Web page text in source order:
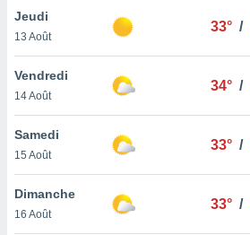
le
ainsi
un
la
du
en
Jeudi
13 Août
33° /
Vendredi
14 Août
34° /
Samedi
15 Août
33° /
Dimanche
16 Août
33° /